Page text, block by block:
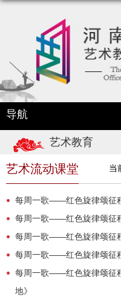
导航
艺术教育
当
艺术流动课堂
每周一歌——红色旋律颂征
每周一歌——红色旋律颂征
每周一歌——红色旋律颂征
每周一歌——红色旋律颂征
每周一歌——红色旋律颂征
地》